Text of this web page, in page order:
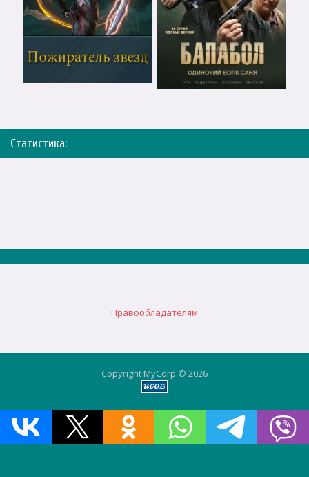
Статистика:
Правообладателям
Copyright MyCorp © 2026